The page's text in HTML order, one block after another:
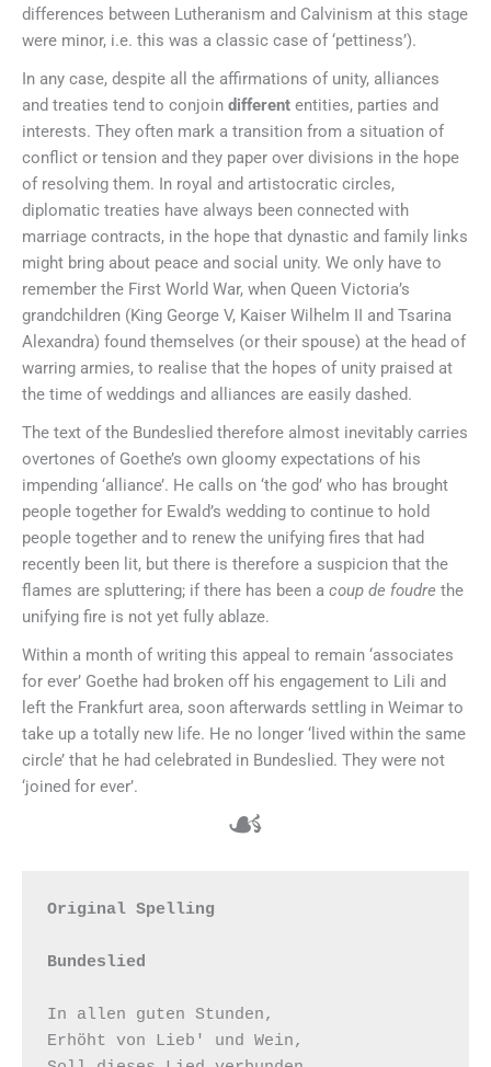
differences between Lutheranism and Calvinism at this stage
were minor, i.e. this was a classic case of ‘pettiness’).
In any case, despite all the affirmations of unity, alliances
and treaties tend to conjoin different entities, parties and
interests. They often mark a transition from a situation of
conflict or tension and they paper over divisions in the hope
of resolving them. In royal and artistocratic circles,
diplomatic treaties have always been connected with
marriage contracts, in the hope that dynastic and family links
might bring about peace and social unity. We only have to
remember the First World War, when Queen Victoria’s
grandchildren (King George V, Kaiser Wilhelm II and Tsarina
Alexandra) found themselves (or their spouse) at the head of
warring armies, to realise that the hopes of unity praised at
the time of weddings and alliances are easily dashed.
The text of the Bundeslied therefore almost inevitably carries
overtones of Goethe’s own gloomy expectations of his
impending ‘alliance’. He calls on ‘the god’ who has brought
people together for Ewald’s wedding to continue to hold
people together and to renew the unifying fires that had
recently been lit, but there is therefore a suspicion that the
flames are spluttering; if there has been a coup de foudre the
unifying fire is not yet fully ablaze.
Within a month of writing this appeal to remain ‘associates
for ever’ Goethe had broken off his engagement to Lili and
left the Frankfurt area, soon afterwards settling in Weimar to
take up a totally new life. He no longer ‘lived within the same
circle’ that he had celebrated in Bundeslied. They were not
‘joined for ever’.
☙
Original Spelling
Bundeslied
In allen guten Stunden,
Erhöht von Lieb' und Wein,